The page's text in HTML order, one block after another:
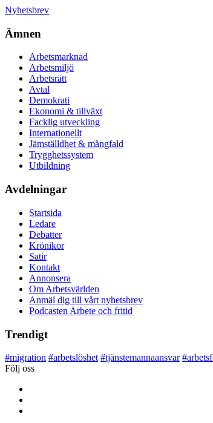
Nyhetsbrev
Ämnen
Arbetsmarknad
Arbetsmiljö
Arbetsrätt
Avtal
Demokrati
Ekonomi & tillväxt
Facklig utveckling
Internationellt
Jämställdhet & mångfald
Trygghetssystem
Utbildning
Avdelningar
Startsida
Ledare
Debatter
Krönikor
Satir
Kontakt
Annonsera
Om Arbetsvärlden
Anmäl dig till vårt nyhetsbrev
Podcasten Arbete och fritid
Trendigt
#migration #arbetslöshet #tjänstemannaansvar #
Följ oss